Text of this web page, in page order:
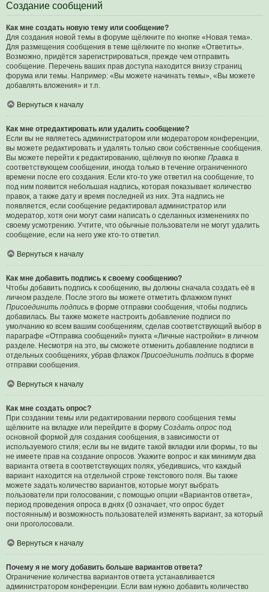
Создание сообщений
Как мне создать новую тему или сообщение?
Для создания новой темы в форуме щёлкните по кнопке «Новая тема».
Для размещения сообщения в теме щёлкните по кнопке «Ответить».
Возможно, придётся зарегистрироваться, прежде чем отправить
сообщение. Перечень ваших прав доступа находится внизу страниц
форума или темы. Например: «Вы можете начинать темы», «Вы можете
добавлять вложения» и т.п.
Вернуться к началу
Как мне отредактировать или удалить сообщение?
Если вы не являетесь администратором или модератором конференции,
вы можете редактировать и удалять только свои собственные сообщения.
Вы можете перейти к редактированию, щёлкнув по кнопке Правка в
соответствующем сообщении, иногда только в течение ограниченного
времени после его создания. Если кто-то уже ответил на сообщение, то
под ним появится небольшая надпись, которая показывает количество
правок, а также дату и время последней из них. Эта надпись не
появляется, если сообщение редактировал администратор или
модератор, хотя они могут сами написать о сделанных изменениях по
своему усмотрению. Учтите, что обычные пользователи не могут удалить
сообщение, если на него уже кто-то ответил.
Вернуться к началу
Как мне добавить подпись к своему сообщению?
Чтобы добавить подпись к сообщению, вы должны сначала создать её в
личном разделе. После этого вы можете отметить флажком пункт
Присоединить подпись в форме отправки сообщения, чтобы подпись
добавилась. Вы также можете настроить добавление подписи по
умолчанию ко всем вашим сообщениям, сделав соответствующий выбор в
параграфе «Отправка сообщений» пункта «Личные настройки» в личном
разделе. Несмотря на это, вы сможете отменить добавление подписи в
отдельных сообщениях, убрав флажок Присоединить подпись в форме
отправки сообщения.
Вернуться к началу
Как мне создать опрос?
При создании темы или редактировании первого сообщения темы
щёлкните на вкладке или перейдите в форму Создать опрос под
основной формой для создания сообщения, в зависимости от
используемого стиля; если вы не видите такой вкладки или формы, то вы
не имеете прав на создание опросов. Укажите вопрос и как минимум два
варианта ответа в соответствующих полях, убедившись, что каждый
вариант находится на отдельной строке текстового поля. Вы также
можете задать количество вариантов, которые могут выбрать
пользователи при голосовании, с помощью опции «Вариантов ответа»,
период проведения опроса в днях (0 означает, что опрос будет
постоянным) и возможность пользователей изменять вариант, за который
они проголосовали.
Вернуться к началу
Почему я не могу добавить больше вариантов ответа?
Ограничение количества вариантов ответа устанавливается
администратором конференции. Если вам нужно добавить количество